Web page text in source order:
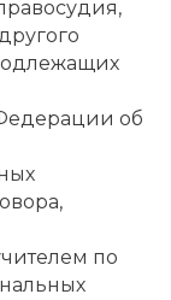
об
по